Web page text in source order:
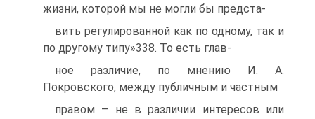
жизни, которой мы не могли бы предста-
вить регулированной как по одному, так и
по другому типу»338. То есть глав-
ное различие, по мнению И. А.
Покровского, между публичным и частным
правом – не в различии интересов или